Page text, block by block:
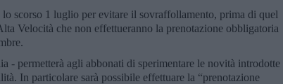
scorso 1 luglio per evitare il sovraffollamento, prima di quel
Velocità che non effettueranno la prenotazione obbligatoria
- permetterà agli abbonati di sperimentare le novità introdotte
In particolare sarà possibile effettuare la “prenotazione